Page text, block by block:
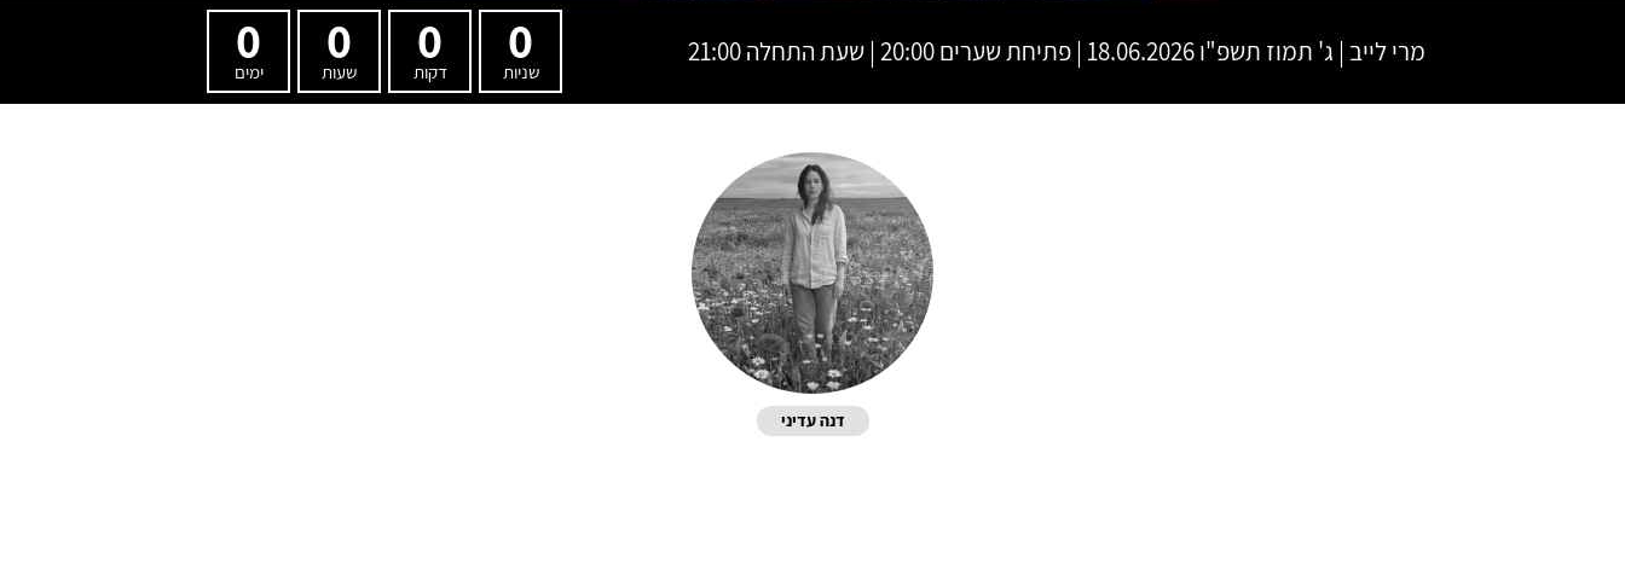
מרי לייב | ג' תמוז תשפ"ו18.06.2026 | פתיחת שערים 20:00 | שעת התחלה 21:00 0
שניות
0
דקות
0
שעות
0
ימים
דנה עדיני